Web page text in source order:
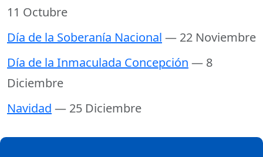
11 Octubre
Día de la Soberanía Nacional — 22 Noviembre
Día de la Inmaculada Concepción — 8
Diciembre
Navidad — 25 Diciembre